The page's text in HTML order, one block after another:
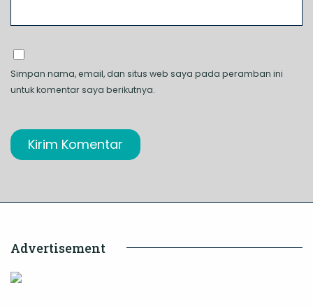
Simpan nama, email, dan situs web saya pada peramban ini
untuk komentar saya berikutnya.
Advertisement